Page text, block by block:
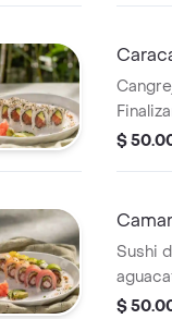
salsas
$
Sushi
$